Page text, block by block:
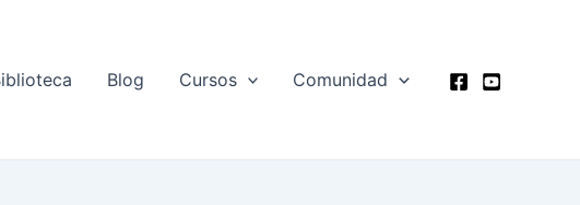
Blog Cursos Comunidad